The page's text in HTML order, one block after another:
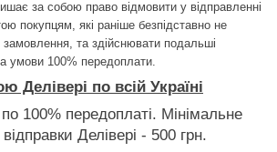
за собою право відмовити у відправленні
покупцям, які раніше безпідставно не
та здійснювати подальші
умови 100% передоплати.
Делівері по всій Україні
100% передоплаті. Мінімальне
Делівері - 500 грн.